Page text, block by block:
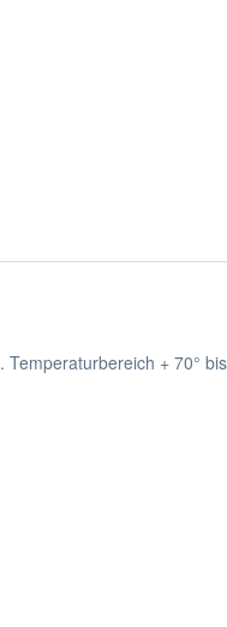
+ 70°